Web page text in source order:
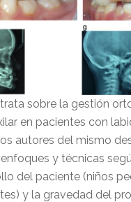
sobre la gestión
en pacientes con
autores del mismo
y técnicas
del paciente (niños
y la gravedad del